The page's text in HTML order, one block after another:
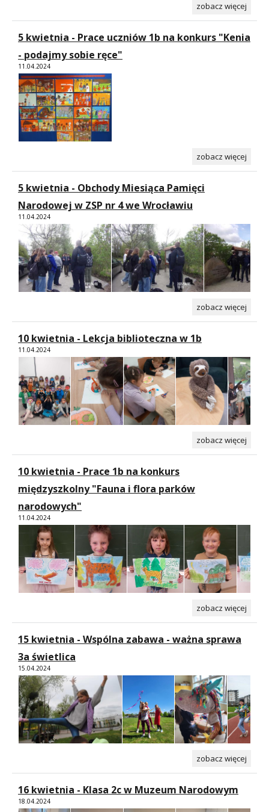
zobacz więcej
5 kwietnia - Prace uczniów 1b na konkurs "Kenia
- podajmy sobie ręce"
11.04.2024
zobacz więcej
5 kwietnia - Obchody Miesiąca Pamięci
Narodowej w ZSP nr 4 we Wrocławiu
11.04.2024
zobacz więcej
10 kwietnia - Lekcja biblioteczna w 1b
11.04.2024
zobacz więcej
10 kwietnia - Prace 1b na konkurs
międzyszkolny "Fauna i flora parków
narodowych"
11.04.2024
zobacz więcej
15 kwietnia - Wspólna zabawa - ważna sprawa
3a świetlica
15.04.2024
zobacz więcej
16 kwietnia - Klasa 2c w Muzeum Narodowym
18.04.2024